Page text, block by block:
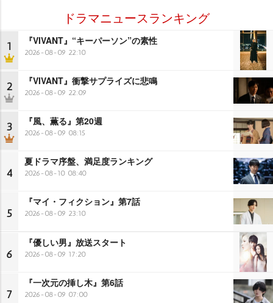
ドラマニュースランキング
1 『VIVANT』“キーパーソン”の素性
2026-08-09 22:10
2 『VIVANT』衝撃サプライズに悲鳴
2026-08-09 22:09
3 『風、薫る』第20週
2026-08-09 08:15
4
夏ドラマ序盤、満足度ランキング
2026-08-10 08:40
5
『マイ・フィクション』第7話
2026-08-09 23:10
6
『優しい男』放送スタート
2026-08-09 17:20
7
『一次元の挿し木』第6話
2026-08-09 07:00